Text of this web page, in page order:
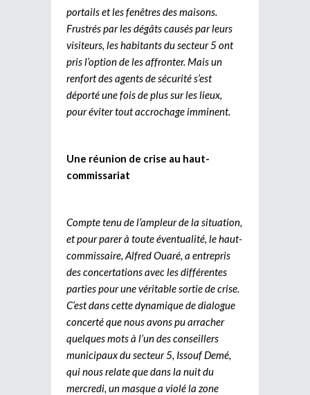
portails et les fenêtres des maisons.
Frustrés par les dégâts causés par leurs
visiteurs, les habitants du secteur 5 ont
pris l’option de les affronter. Mais un
renfort des agents de sécurité s’est
déporté une fois de plus sur les lieux,
pour éviter tout accrochage imminent.
Une réunion de crise au haut-
commissariat
Compte tenu de l’ampleur de la situation,
et pour parer à toute éventualité, le haut-
commissaire, Alfred Ouaré, a entrepris
des concertations avec les différentes
parties pour une véritable sortie de crise.
C’est dans cette dynamique de dialogue
concerté que nous avons pu arracher
quelques mots à l’un des conseillers
municipaux du secteur 5, Issouf Demé,
qui nous relate que dans la nuit du
mercredi, un masque a violé la zone